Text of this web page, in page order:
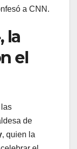
a CNN.
la
el
de
, quien la